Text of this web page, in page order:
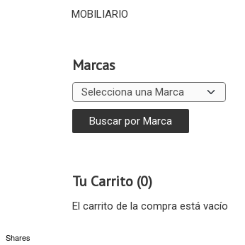
MOBILIARIO
Marcas
Tu Carrito (0)
El carrito de la compra está vacío
Shares